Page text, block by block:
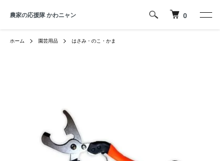
農家の応援隊 かわニャン 0
ホーム 園芸用品 はさみ・のこ・かま